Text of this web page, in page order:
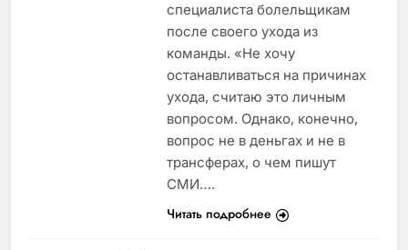
специалиста болельщикам
после своего ухода из
команды. «Не хочу
останавливаться на причинах
ухода, считаю это личным
вопросом. Однако, конечно,
вопрос не в деньгах и не в
трансферах, о чем пишут
СМИ….
Читать подробнее